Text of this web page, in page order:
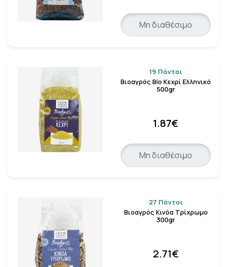
Μη διαθέσιμο
19 Πόντοι
Βιοαγρός Bio Κεχρί Ελληνικό
500gr
1.87€
Μη διαθέσιμο
27 Πόντοι
Βιοαγρός Κινόα Τρίχρωμο
300gr
2.71€